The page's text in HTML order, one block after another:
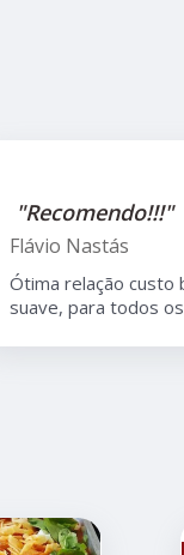
"Recomendo!!!"
Flávio Nastás
Ótima relação custo
suave, para todos os